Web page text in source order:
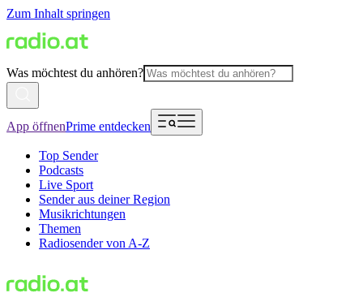
Zum Inhalt springen
Was möchtest du anhören?
App öffnenPrime entdecken
Top Sender
Podcasts
Live Sport
Sender aus deiner Region
Musikrichtungen
Themen
Radiosender von A-Z